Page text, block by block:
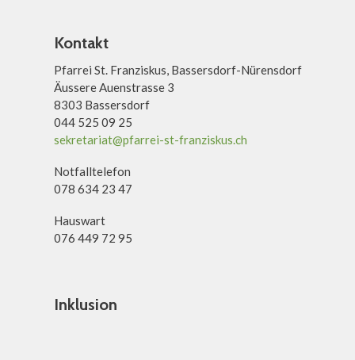
Kontakt
Pfarrei St. Franziskus, Bassersdorf-Nürensdorf
Äussere Auenstrasse 3
8303 Bassersdorf
044 525 09 25
sekretariat@pfarrei-st-franziskus.ch
Notfalltelefon
078 634 23 47
Hauswart
076 449 72 95
Inklusion